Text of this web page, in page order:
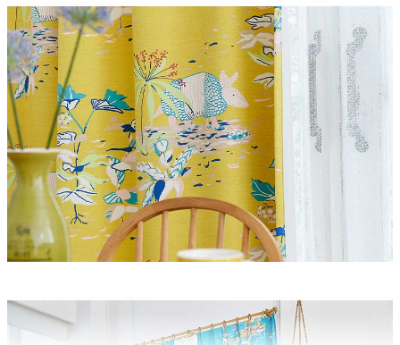
ポリエステル100％
レール幅の目安
160から190cm
フック
アジャスター、Aフック
ヒダ
1.5倍
お手入れ方法
ウオッシャブル（洗濯ネットをご使用ください）
V1373,V1374